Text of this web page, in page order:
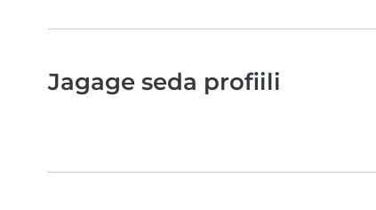
Jagage seda profiili